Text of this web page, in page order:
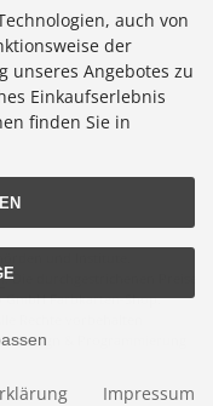
. Die durchgestrichenen Preise
Farbkarten-Shop.
Design & Programmierung
auch von
der
unseres Angebotes zu
Einkaufserlebnis
finden Sie in
Impressum